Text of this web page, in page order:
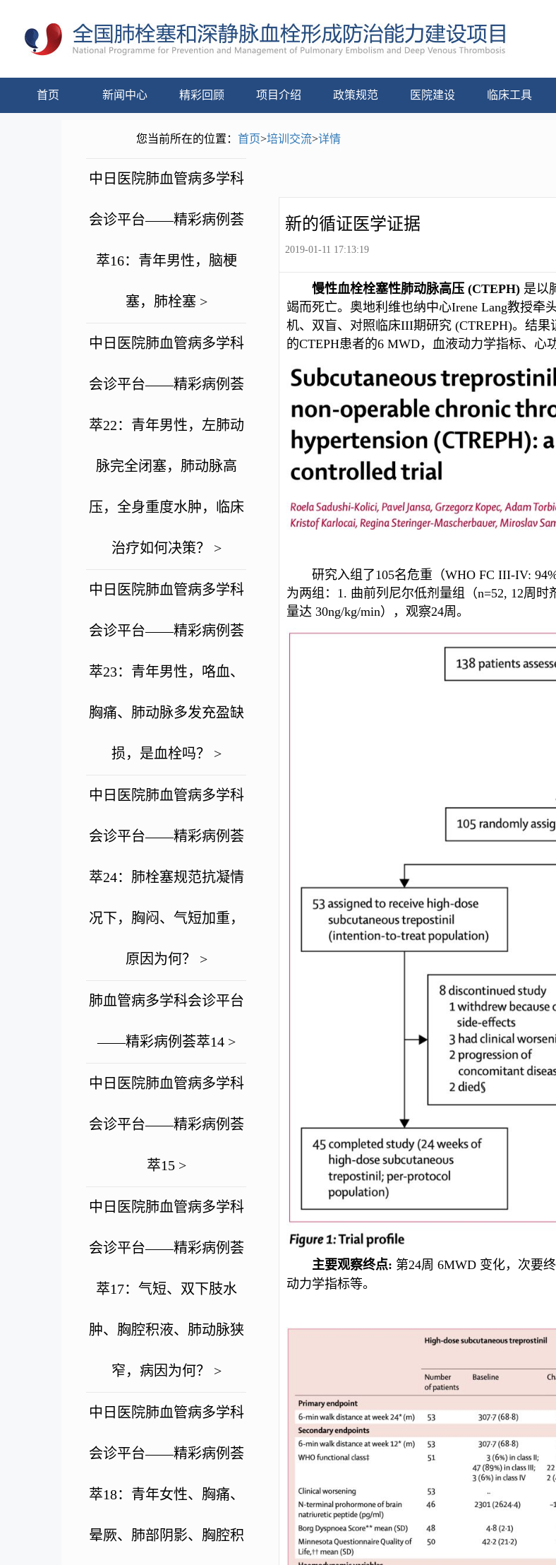
首页 新闻中心 精彩回顾 项目介绍 政策规范 医院建设 临床工具
您当前所在的位置： 首页>培训交流>详情
中日医院肺血管病多学科
会诊平台——精彩病例荟
萃16：青年男性，脑梗
塞，肺栓塞 >
中日医院肺血管病多学科
会诊平台——精彩病例荟
萃22：青年男性，左肺动
脉完全闭塞，肺动脉高
压，全身重度水肿，临床
治疗如何决策？ >
中日医院肺血管病多学科
会诊平台——精彩病例荟
萃23：青年男性，咯血、
胸痛、肺动脉多发充盈缺
损，是血栓吗？ >
中日医院肺血管病多学科
会诊平台——精彩病例荟
萃24：肺栓塞规范抗凝情
况下，胸闷、气短加重，
原因为何？ >
肺血管病多学科会诊平台
——精彩病例荟萃14 >
中日医院肺血管病多学科
会诊平台——精彩病例荟
萃15 >
中日医院肺血管病多学科
会诊平台——精彩病例荟
萃17：气短、双下肢水
肿、胸腔积液、肺动脉狭
窄，病因为何？ >
中日医院肺血管病多学科
会诊平台——精彩病例荟
萃18：青年女性、胸痛、
晕厥、肺部阴影、胸腔积
新的循证医学证据
2019-01-11 17:13:19
慢性血栓栓塞性肺动脉高压 (CTEPH) 是以
竭而死亡。奥地利维也纳中心Irene Lang教授牵
机、双盲、对照临床III期研究 (CTREPH)。结
的CTEPH患者的6 MWD，血液动力学指标、心
研究入组了105名危重（WHO FC III-IV:
为两组：1. 曲前列尼尔低剂量组（n=52, 12周
量达 30ng/kg/min），观察24周。
主要观察终点: 第24周 6MWD 变化，次要
动力学指标等。